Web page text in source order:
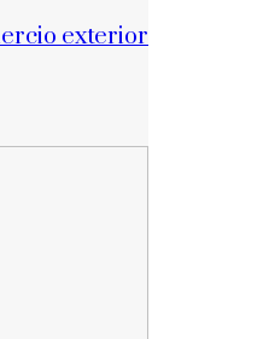
exterior